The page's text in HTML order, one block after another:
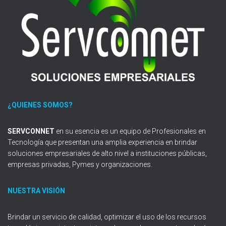
¿QUIENES SOMOS?
SERVCONNET en su esencia es un equipo de Profesionales en
Tecnología que presentan una amplia experiencia en brindar
soluciones empresariales de alto nivel a instituciones públicas,
empresas privadas, Pymes y organizaciones.
NUESTRA VISIÓN
Brindar un servicio de calidad, optimizar el uso de los recursos